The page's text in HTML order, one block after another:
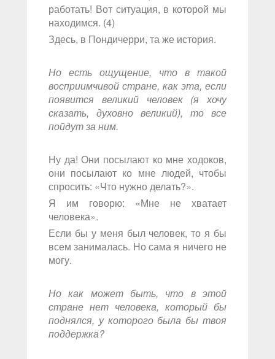
работать! Вот ситуация, в которой мы
находимся. (4)
Здесь, в Пондичерри, та же история.
Но есть ощущение, что в такой
восприимчивой стране, как эта, если
появится великий человек (я хочу
сказать, духовно великий), то все
пойдут за ним.
Ну да! Они посылают ко мне ходоков,
они посылают ко мне людей, чтобы
спросить: «Что нужно делать?».
Я им говорю: «Мне не хватает
человека».
Если бы у меня был человек, то я бы
всем занималась. Но сама я ничего не
могу.
Но как может быть, что в этой
стране нет человека, который бы
поднялся, у которого была бы твоя
поддержка?